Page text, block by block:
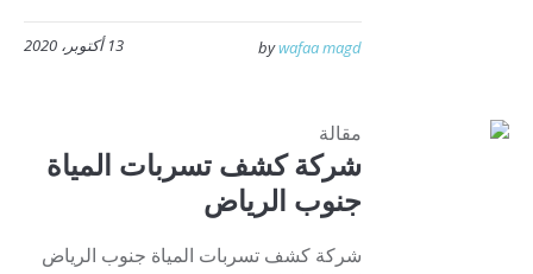
13 أكتوبر، 2020 bywafaa magd
مقالة
شركة كشف تسربات المياة
جنوب الرياض
شركة كشف تسربات المياة جنوب الرياض